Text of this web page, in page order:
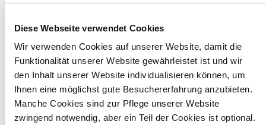
Diese Webseite verwendet Cookies
Wir verwenden Cookies auf unserer Website, damit die
Funktionalität unserer Website gewährleistet ist und wir
den Inhalt unserer Website individualisieren können, um
Ihnen eine möglichst gute Besuchererfahrung anzubieten.
Manche Cookies sind zur Pflege unserer Website
zwingend notwendig, aber ein Teil der Cookies ist optional.